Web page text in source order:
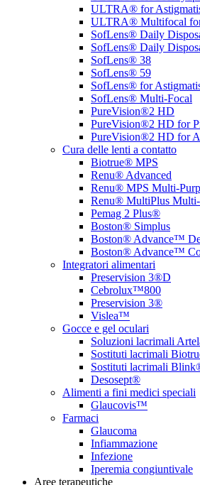
ULTRA® for
ULTRA® Multifocal
SofLens® Daily
SofLens® Daily
SofLens® 38
SofLens® 59
SofLens® for
SofLens® Multi-Focal
PureVision®2 HD
PureVision®2 HD for
PureVision®2 HD for
Cura delle lenti a contatto
Biotrue® MPS
Renu® Advanced
Renu® MPS Multi-
Renu® MultiPlus Multi-
Pemag 2 Plus®
Boston® Simplus
Boston® Advance™
Boston® Advance™
Integratori alimentari
Preservision 3®D
Cebrolux™800
Preservision 3®
Vislea™
Gocce e gel oculari
Soluzioni lacrimali
Sostituti lacrimali
Sostituti lacrimali
Desosept®
Alimenti a fini medici speciali
Glaucovis™
Farmaci
Glaucoma
Infiammazione
Infezione
Iperemia congiuntivale
Aree terapeutiche